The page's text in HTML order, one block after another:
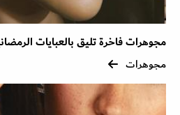
مجوهرات فاخرة تليق بالعبايات
مجوهرات